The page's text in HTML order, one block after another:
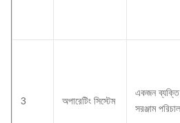
3 অপারেটিং সিস্টেম
একজন
সরঞ্জাম